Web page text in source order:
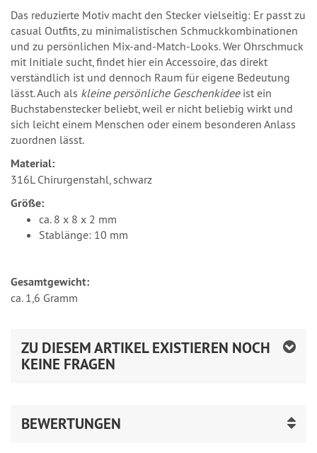
Das reduzierte Motiv macht den Stecker vielseitig: Er passt zu
casual Outfits, zu minimalistischen Schmuckkombinationen
und zu persönlichen Mix-and-Match-Looks. Wer Ohrschmuck
mit Initiale sucht, findet hier ein Accessoire, das direkt
verständlich ist und dennoch Raum für eigene Bedeutung
lässt. Auch als kleine persönliche Geschenkideeist ein
Buchstabenstecker beliebt, weil er nicht beliebig wirkt und
sich leicht einem Menschen oder einem besonderen Anlass
zuordnen lässt.
Material:
316L Chirurgenstahl, schwarz
Größe:
ca. 8 x 8 x 2 mm
Stablänge: 10 mm
Gesamtgewicht:
ca. 1,6 Gramm
ZU DIESEM ARTIKEL EXISTIEREN NOCH
KEINE FRAGEN
BEWERTUNGEN